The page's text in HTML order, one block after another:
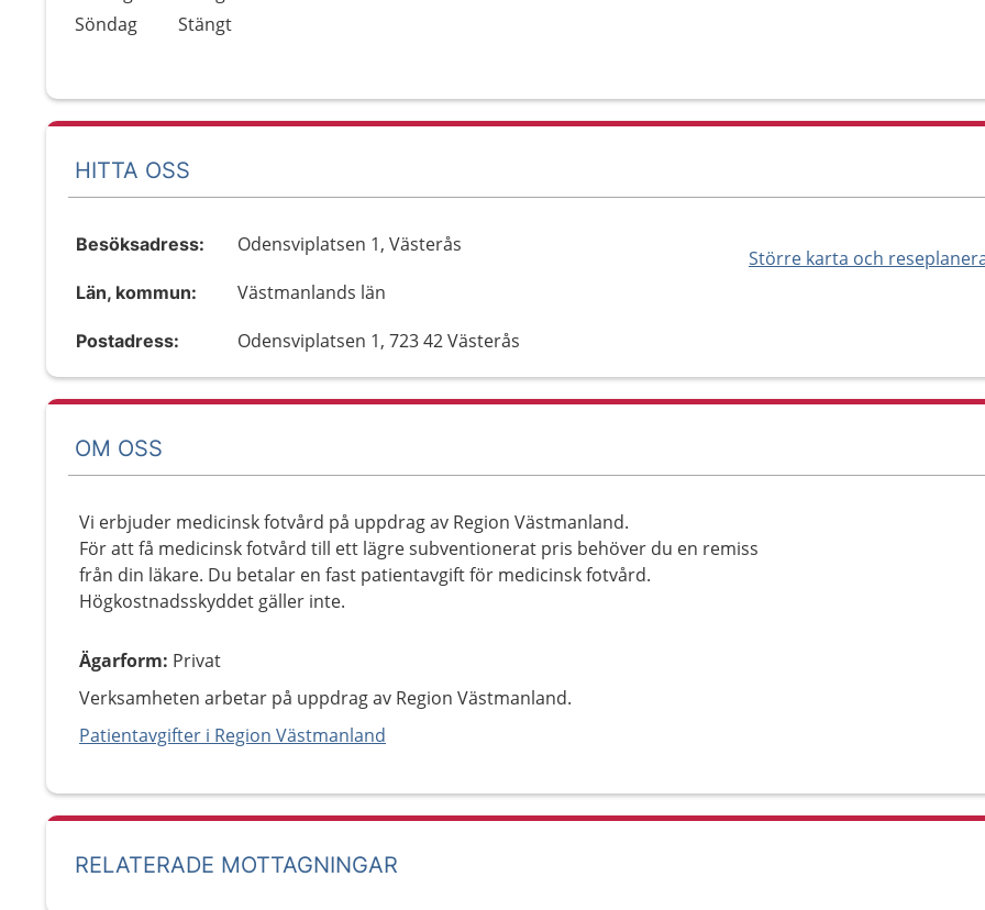
Söndag
Stängt
HITTA OSS
Större karta och
Besöksadress: Odensviplatsen 1, Västerås
Län, kommun: Västmanlands län
Postadress: Odensviplatsen 1, 723 42 Västerås
OM OSS
Vi erbjuder medicinsk fotvård på uppdrag av Region Västmanland.
För att få medicinsk fotvård till ett lägre subventionerat pris behöver du en remiss
från din läkare. Du betalar en fast patientavgift för medicinsk fotvård.
Högkostnadsskyddet gäller inte.
Ägarform: Privat
Verksamheten arbetar på uppdrag av Region Västmanland.
Patientavgifter i Region Västmanland
RELATERADE MOTTAGNINGAR